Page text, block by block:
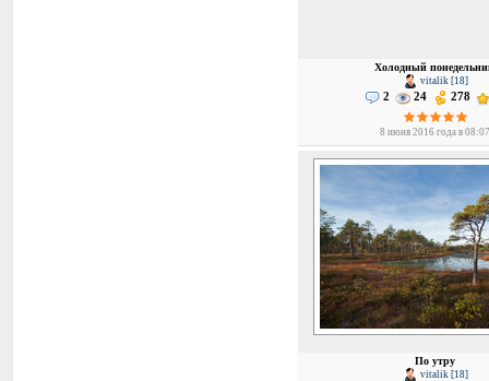
Холодный
vitalik [18]
2 24 278
8 июня 2016 года в 08:07
По утру
vitalik [18]